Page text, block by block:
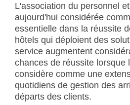
L'association du personnel
aujourd'hui considérée
essentielle dans la réussite
hôtels qui déploient des
service augmentent
chances de réussite lorsque
considère comme une
quotidiens de gestion des
départs des clients.